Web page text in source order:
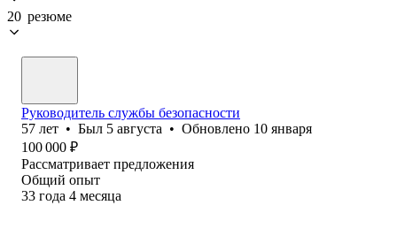
20 резюме
Руководитель службы безопасности
57 лет • Был 5 августа • Обновлено 10 января
100 000 ₽
Рассматривает предложения
Общий опыт
33 года 4 месяца